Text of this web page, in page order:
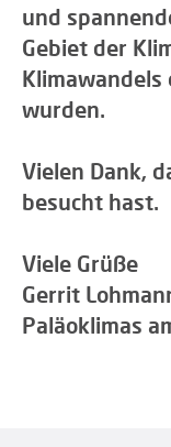
und
Gebiet der
wurden.
Vielen Dank,
besucht hast.
Viele Grüße
Gerrit
Paläoklimas